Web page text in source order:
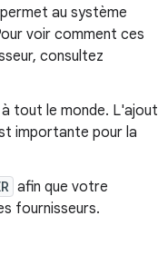
au système
voir comment ces
consultez
tout le monde. L'ajout
importante pour la
afin que votre
fournisseurs.